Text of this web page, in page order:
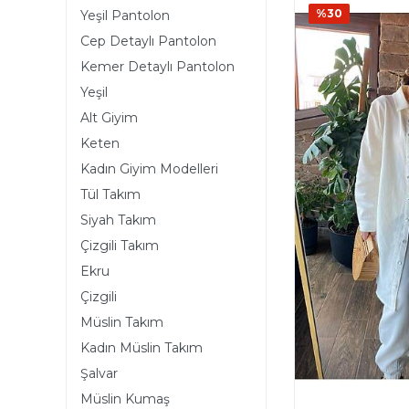
Yeşil Pantolon
Cep Detaylı Pantolon
Kemer Detaylı Pantolon
Yeşil
Alt Giyim
Keten
Kadın Giyim Modelleri
Tül Takım
Siyah Takım
Çizgili Takım
Ekru
Çizgili
Müslin Takım
Kadın Müslin Takım
Şalvar
Müslin Kumaş
%30